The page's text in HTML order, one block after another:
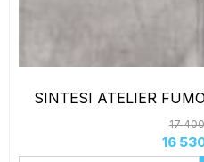
SINTESI ATELIER
17
16